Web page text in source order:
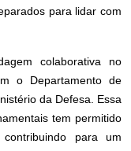
para lidar com
colaborativa no
o Departamento de
da Defesa. Essa
tem permitido
para um